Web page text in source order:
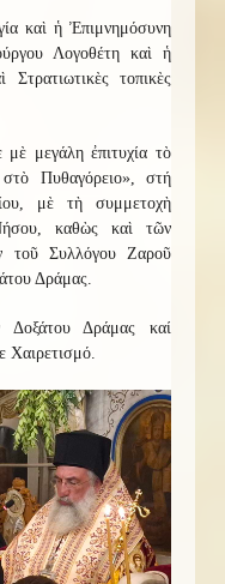
καὶ ἡ Ἐπιμνημόσυνη
Λογοθέτη καὶ ἡ
τοπικὲς
μεγάλη ἐπιτυχία τὸ
Πυθαγόρειο», στή
μὲ τὴ συμμετοχὴ
καθὼς καὶ τῶν
τοῦ Συλλόγου Ζαροῦ
Δράμας.
Δράμας καί
Χαιρετισμό.